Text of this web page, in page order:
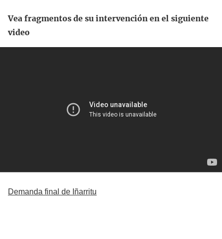
Vea fragmentos de su intervención en el siguiente
video
Demanda final de Iñarritu